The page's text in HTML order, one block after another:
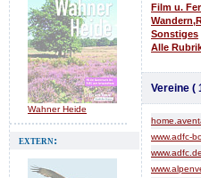
Wahner Heide
extern:
Film u.
Sonstiges
Alle
Vereine (
www.adfc-
www.adfc.de